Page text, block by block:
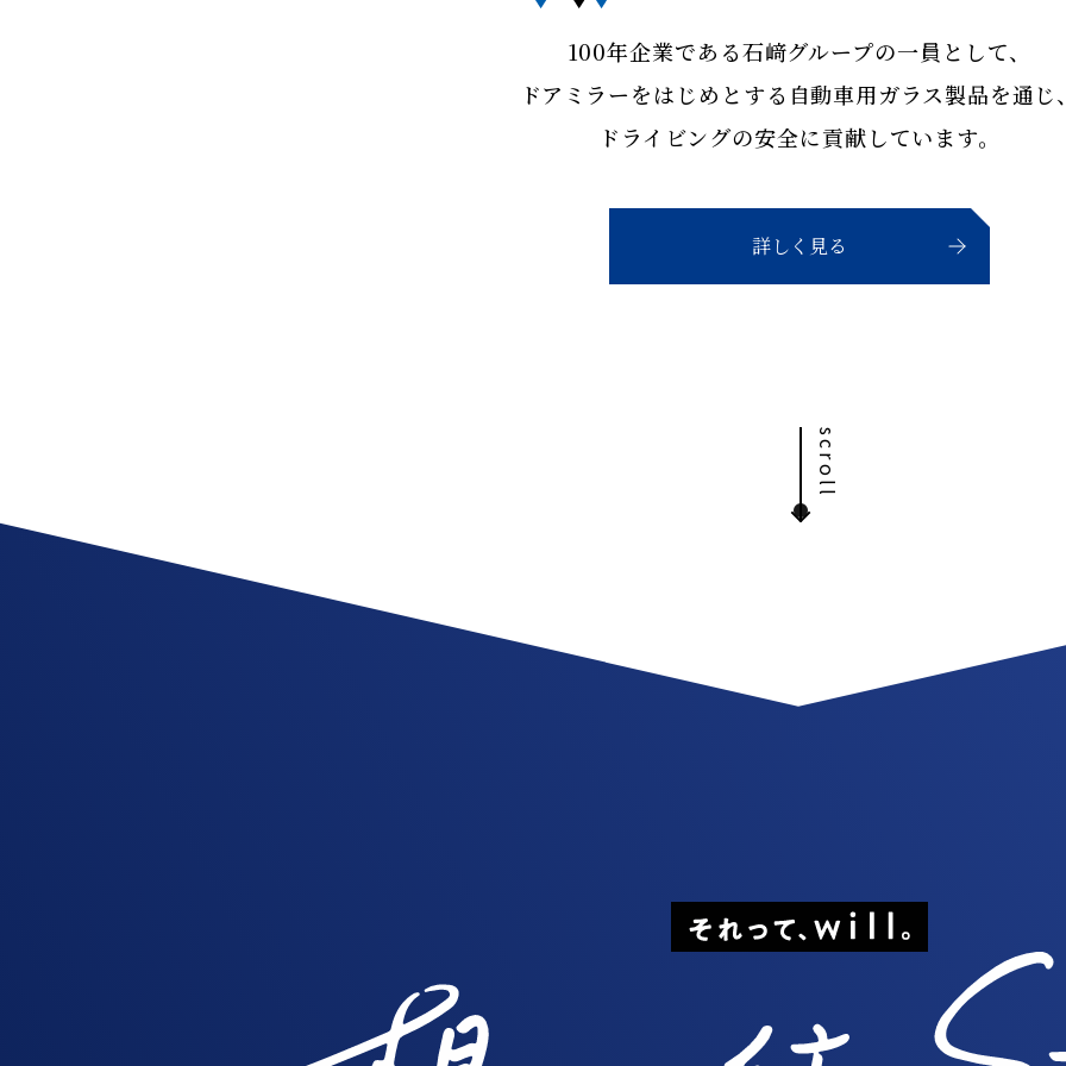
100年企業である石﨑グループの一員として、
ドアミラーをはじめとする 自動車用ガラス製品を通じ
ドライビングの安全に貢献しています。
詳しく見る
scroll